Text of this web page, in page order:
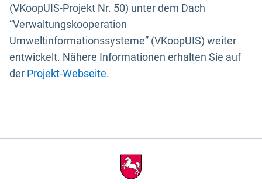
(VKoopUIS-Projekt Nr. 50) unter dem Dach
“Verwaltungskooperation
Umweltinformationssysteme” (VKoopUIS) weiter
entwickelt. Nähere Informationen erhalten Sie auf
der Projekt-Webseite.